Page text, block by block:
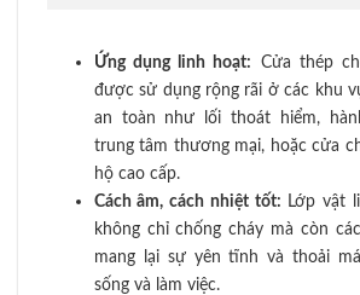
Ứng dụng linh hoạt: Cửa thép
được sử dụng rộng rãi ở các khu
an toàn như lối thoát hiểm,
trung tâm thương mại, hoặc cửa
hộ cao cấp.
Cách âm, cách nhiệt tốt: Lớp vật
không chỉ chống cháy mà còn
mang lại sự yên tĩnh và thoải
sống và làm việc.